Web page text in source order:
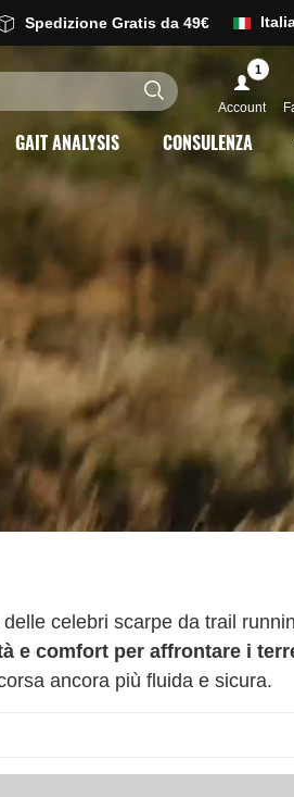
Spedizione Gratis da 49€
1
Account
GAIT ANALYSIS CONSULENZA
celebri scarpe da trail
e comfort per affrontare i
ancora più fluida e sicura.